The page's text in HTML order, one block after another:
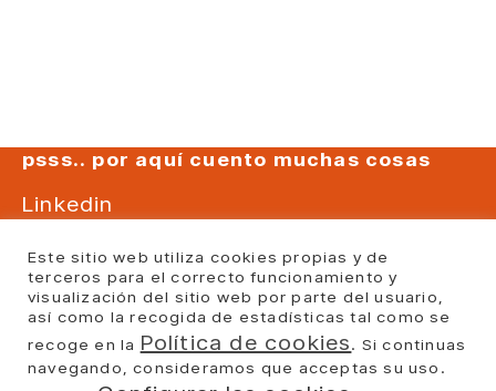
psss.. por aquí cuento muchas cosas
Linkedin
Youtube
Facebook
Politica Privacidad
Politica cookies
Este sitio web utiliza cookies propias y de
terceros para el correcto funcionamiento y
visualización del sitio web por parte del usuario,
así como la recogida de estadísticas tal como se
recoge en la Política de cookies. Si continuas
navegando, consideramos que acceptas su uso.